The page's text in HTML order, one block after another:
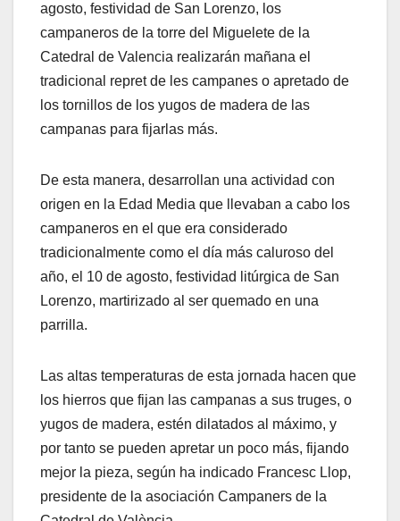
agosto, festividad de San Lorenzo, los
campaneros de la torre del Miguelete de la
Catedral de Valencia realizarán mañana el
tradicional repret de les campanes o apretado de
los tornillos de los yugos de madera de las
campanas para fijarlas más.
De esta manera, desarrollan una actividad con
origen en la Edad Media que llevaban a cabo los
campaneros en el que era considerado
tradicionalmente como el día más caluroso del
año, el 10 de agosto, festividad litúrgica de San
Lorenzo, martirizado al ser quemado en una
parrilla.
Las altas temperaturas de esta jornada hacen que
los hierros que fijan las campanas a sus truges, o
yugos de madera, estén dilatados al máximo, y
por tanto se pueden apretar un poco más, fijando
mejor la pieza, según ha indicado Francesc Llop,
presidente de la asociación Campaners de la